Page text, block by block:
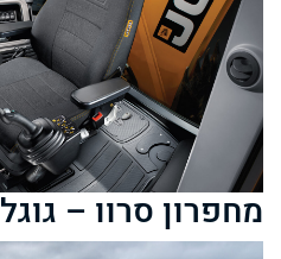
מחפרון סרוו – גוגל